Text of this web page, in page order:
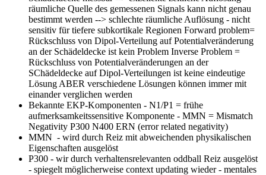
räumliche Quelle des gemessenen Signals kann nicht genau
bestimmt werden --> schlechte räumliche Auflösung - nicht
sensitiv für tiefere subkortikale Regionen Forward problem=
Rückschluss von Dipol-Verteilung auf Potentialveränderung
an der Schädeldecke ist kein Problem Inverse Problem =
Rückschluss von Potentialveränderungen an der
SChädeldecke auf Dipol-Verteilungen ist keine eindeutige
Lösung ABER verschiedene Lösungen können immer mit
einander verglichen werden
Bekannte EKP-Komponenten - N1/P1 = frühe
aufmerksamkeitssensitive Komponente - MMN = Mismatch
Negativity P300 N400 ERN (error related negativity)
MMN - wird durch Reiz mit abweichenden physikalischen
Eigenschaften ausgelöst
P300 - wir durch verhaltensrelevanten oddball Reiz ausgelöst
- spiegelt möglicherweise context updating wieder - mentales